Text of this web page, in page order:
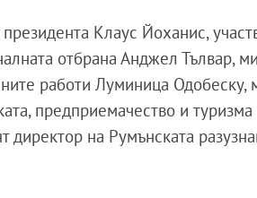
Клаус Йоханис,
отбрана Анджел Тълвар,
работи Луминица Одобеску,
предприемачество и
на Румънската